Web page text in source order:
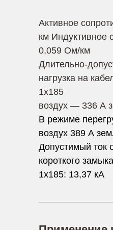
Активное
км Индуктивное
0,059 Ом/км
Длительно-
нагрузка на
1х185
воздух — 336 А
В режиме
воздух 389 А
Допустимый ток
короткого
1х185: 13,37 кА